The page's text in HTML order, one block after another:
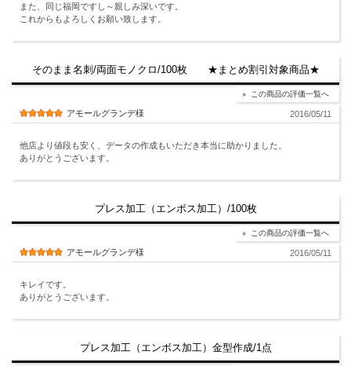
また、同じ福岡ですし～親しみ深いです。
これからもよろしくお願い致します。
そのまま名刺/両面モノクロ/100枚 ★まとめ割引対象商品★
この商品の評価一覧へ
アモールグランデ様 2016/05/11
他店より値段も安く、データの作成もいただき本当に助かりました。
ありがとうございます。
プレス加工（エンボス加工）/100枚
この商品の評価一覧へ
アモールグランデ様 2016/05/11
キレイです。
ありがとうございます。
プレス加工（エンボス加工）金型作成/1点